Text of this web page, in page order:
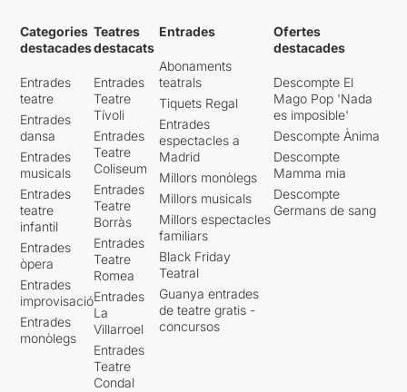
Categories
destacades
Entrades
teatre
Entrades
dansa
Entrades
musicals
Entrades
teatre
infantil
Entrades
òpera
Entrades
improvisació
Entrades
monòlegs
Teatres
destacats
Entrades
Teatre
Tívoli
Entrades
Teatre
Coliseum
Entrades
Teatre
Borràs
Entrades
Teatre
Romea
Entrades
La
Villarroel
Entrades
Teatre
Condal
Entrades
Abonaments
teatrals
Tiquets Regal
Entrades
espectacles a
Madrid
Millors monòlegs
Millors musicals
Millors espectacles
familiars
Black Friday
Teatral
Guanya entrades
de teatre gratis -
concursos
Ofertes
destacades
Descompte El
Mago Pop 'Nada
es imposible'
Descompte Ànima
Descompte
Mamma mia
Descompte
Germans de sang